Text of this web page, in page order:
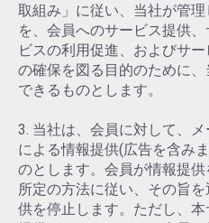
取組み」に従い、当社が管
を、会員へのサービス提供
ビスの利用促進、およびサ
の確保を図る目的のために
できるものとします。
3. 当社は、会員に対して、
による情報提供(広告を含み
のとします。会員が情報提
所定の方法に従い、その旨
供を停止します。ただし、